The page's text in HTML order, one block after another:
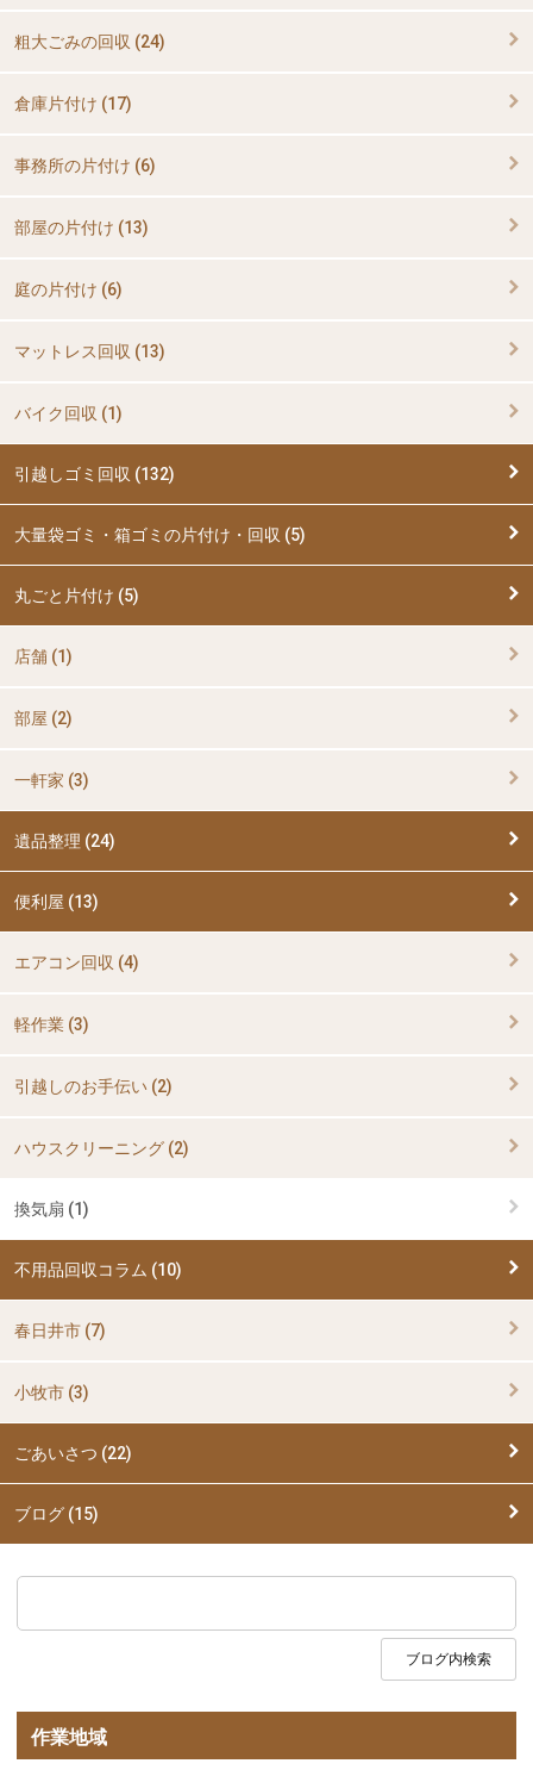
粗大ごみの回収 (24)
倉庫片付け (17)
事務所の片付け (6)
部屋の片付け (13)
庭の片付け (6)
マットレス回収 (13)
バイク回収 (1)
引越しゴミ回収 (132)
大量袋ゴミ・箱ゴミの片付け・回収 (5)
丸ごと片付け (5)
店舗 (1)
部屋 (2)
一軒家 (3)
遺品整理 (24)
便利屋 (13)
エアコン回収 (4)
軽作業 (3)
引越しのお手伝い (2)
ハウスクリーニング (2)
換気扇 (1)
不用品回収コラム (10)
春日井市 (7)
小牧市 (3)
ごあいさつ (22)
ブログ (15)
作業地域